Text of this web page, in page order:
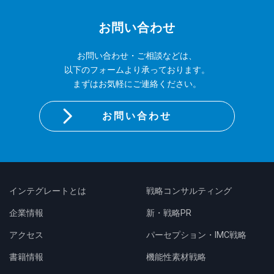
お問い合わせ
お問い合わせ・ご相談などは、
以下のフォームより承っております。
まずはお気軽にご連絡ください。
お問い合わせ
インテグレートとは
企業情報
アクセス
書籍情報
戦略コンサルティング
新・戦略PR
パーセプション・IMC戦略
機能性素材戦略